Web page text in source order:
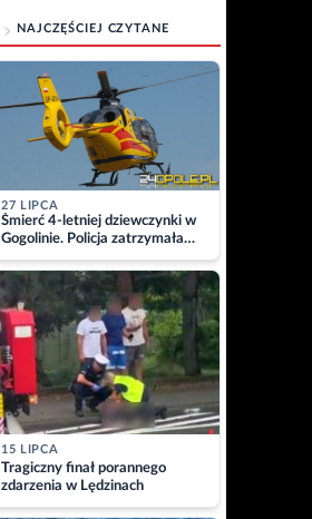
NAJCZĘŚCIEJ CZYTANE
27 LIPCA
Śmierć 4-letniej dziewczynki w
Gogolinie. Policja zatrzymała
matkę
15 LIPCA
Tragiczny finał porannego
zdarzenia w Lędzinach